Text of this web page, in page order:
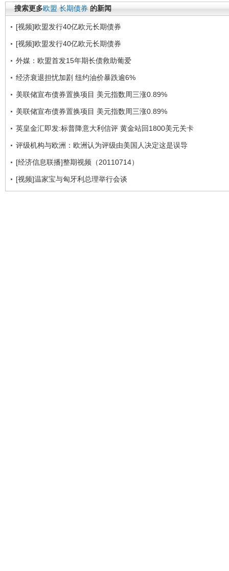
搜索更多欧盟 长期债券 的新闻
[视频]欧盟发行40亿欧元长期债券
[视频]欧盟发行40亿欧元长期债券
外媒：欧盟首发15年期长债救助葡爱
经济衰退担忧加剧 纽约油价暴跌逾6%
美联储宣布债券置换项目 美元指数周三涨0.89%
美联储宣布债券置换项目 美元指数周三涨0.89%
英皇金汇即发:标普降意大利信评 黄金站回1800美元关卡
评级机构与欧洲：欧洲认为评级由美国人决定这是误导
[经济信息联播]整期视频（20110714）
[视频]温家宝与匈牙利总理举行会谈